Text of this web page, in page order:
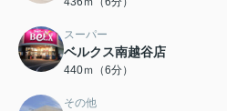
スーパー
ベルクス南越谷店
440ｍ（6分）
その他